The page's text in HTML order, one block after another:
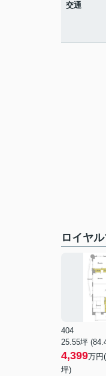
交通
ロイヤ
404
25.55坪
4,399万円
坪)